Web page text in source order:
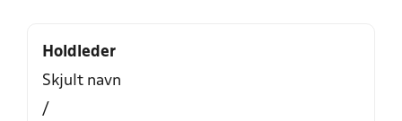
Holdleder
Skjult navn
/